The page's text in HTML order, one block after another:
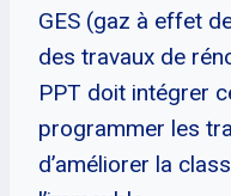
GES (gaz à effet
des travaux de
PPT doit intégrer
programmer les
d’améliorer la